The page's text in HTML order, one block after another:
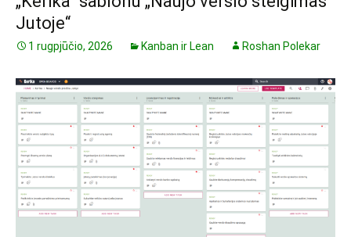
Jutoje“
1 rugpjūčio, 2026 Kanban ir Lean Roshan Polekar